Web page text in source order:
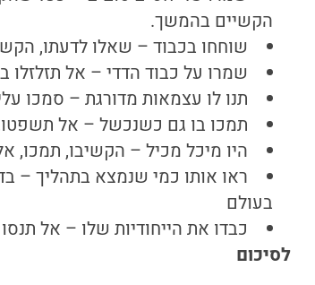
הקשיים בהמשך.
שוחחו בכבוד – שאלו לדעתו,
שמרו על כבוד הדדי – אל תזלזלו
תנו לו עצמאות מדורגת – סמכו
תמכו בו גם כשנכשל – אל
היו מיכל מכיל – הקשיבו, תמכו,
ראו אותו כמי שנמצא בתהליך –
בעולם
כבדו את הייחודיות שלו – אל
לסיכום